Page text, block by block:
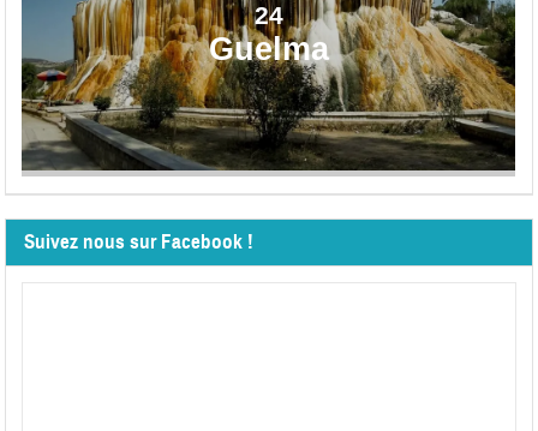
24
Guelma
Suivez nous sur Facebook !